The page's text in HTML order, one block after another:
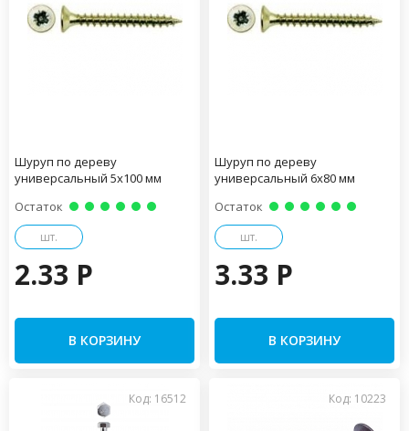
Шуруп по дереву
универсальный 5х100 мм
Остаток
шт.
2.33 P
В КОРЗИНУ
Шуруп по дереву
универсальный 6х80 мм
Остаток
шт.
3.33 P
В КОРЗИНУ
Код: 16512 Код: 10223